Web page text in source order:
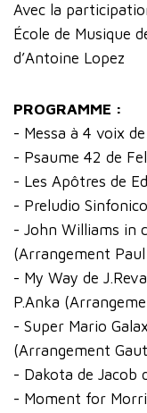
Avec la
École de Musique
d’Antoine Lopez
PROGRAMME :
- Messa à 4 voix
- Psaume 42 de
- Les Apôtres de
- Preludio
- John Williams in
(Arrangement
- My Way de
P.Anka
- Super Mario
(Arrangement
- Dakota de Jacob
- Moment for